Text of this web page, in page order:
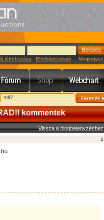
létrehozása Elfelejtett jelszó Megjegyez
kommentek
Vissza a blogbejegyzéshez
1